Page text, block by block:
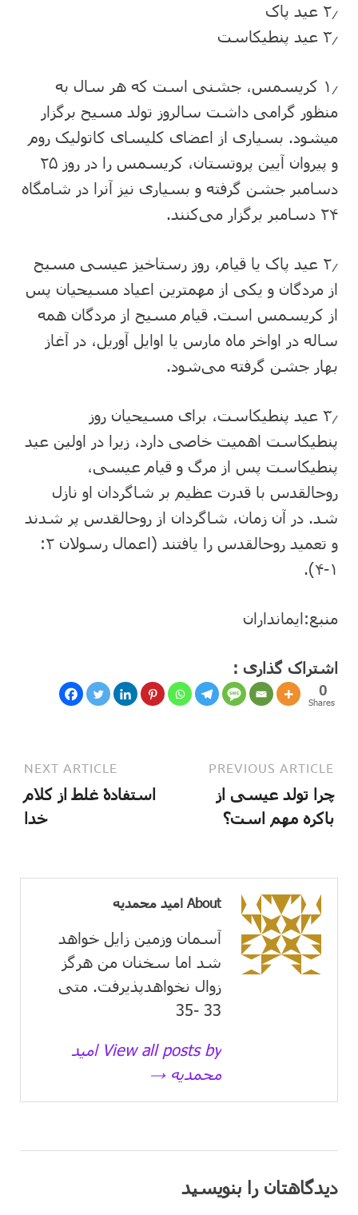
۲٫ عید پاک
۳٫ عید پنطیکاست
۱٫ کریسمس، جشنی است که هر سال به
منظور گرامی داشت سالروز تولد مسیح برگزار
می‏شود. بسیاری از اعضای کلیسای کاتولیک روم
و پیروان آیین پروتستان، کریسمس را در روز ۲۵
دسامبر جشن گرفته و بسیاری نیز آنرا در شامگاه
۲۴ دسامبر برگزار می‌کنند.
۲٫ عید پاک یا قیام، روز رستاخیز عیسی مسیح
از مردگان و یکی از مهمترین اعیاد مسیحیان پس
از کریسمس است. قیام مسیح از مردگان همه
ساله در اواخر ماه مارس یا اوایل آوریل، در آغاز
بهار جشن ‌گرفته می‌شود.
۳٫ عید پنطیکاست، برای مسیحیان روز
پنطیکاست اهمیت خاصی دارد، زیرا در اولین عید
پنطیکاست پس از مرگ و قیام عیسی،
روح‏القدس‏ با قدرت عظیم بر شاگردان او نازل
شد. در آن زمان، شاگردان از روح‏القدس‏ پر شدند
و تعمید روح‏القدس‏ را یافتند (اعمال رسولان ۲:
۱-۴).
منبع:ایمانداران
اشتراک گذاری :
0
Shares
PREVIOUS ARTICLE
چرا تولد عیسی از
باکره مهم است؟
NEXT ARTICLE
استفادۀ غلط از کلام
خدا
About امید محمدیه
آسمان وزمین زايل خواهد
شد اما سخنان من هرگز
زوال نخواهدپذیرفت. متی
33 -35
View all posts by امید
محمدیه →
دیدگاهتان را بنویسید